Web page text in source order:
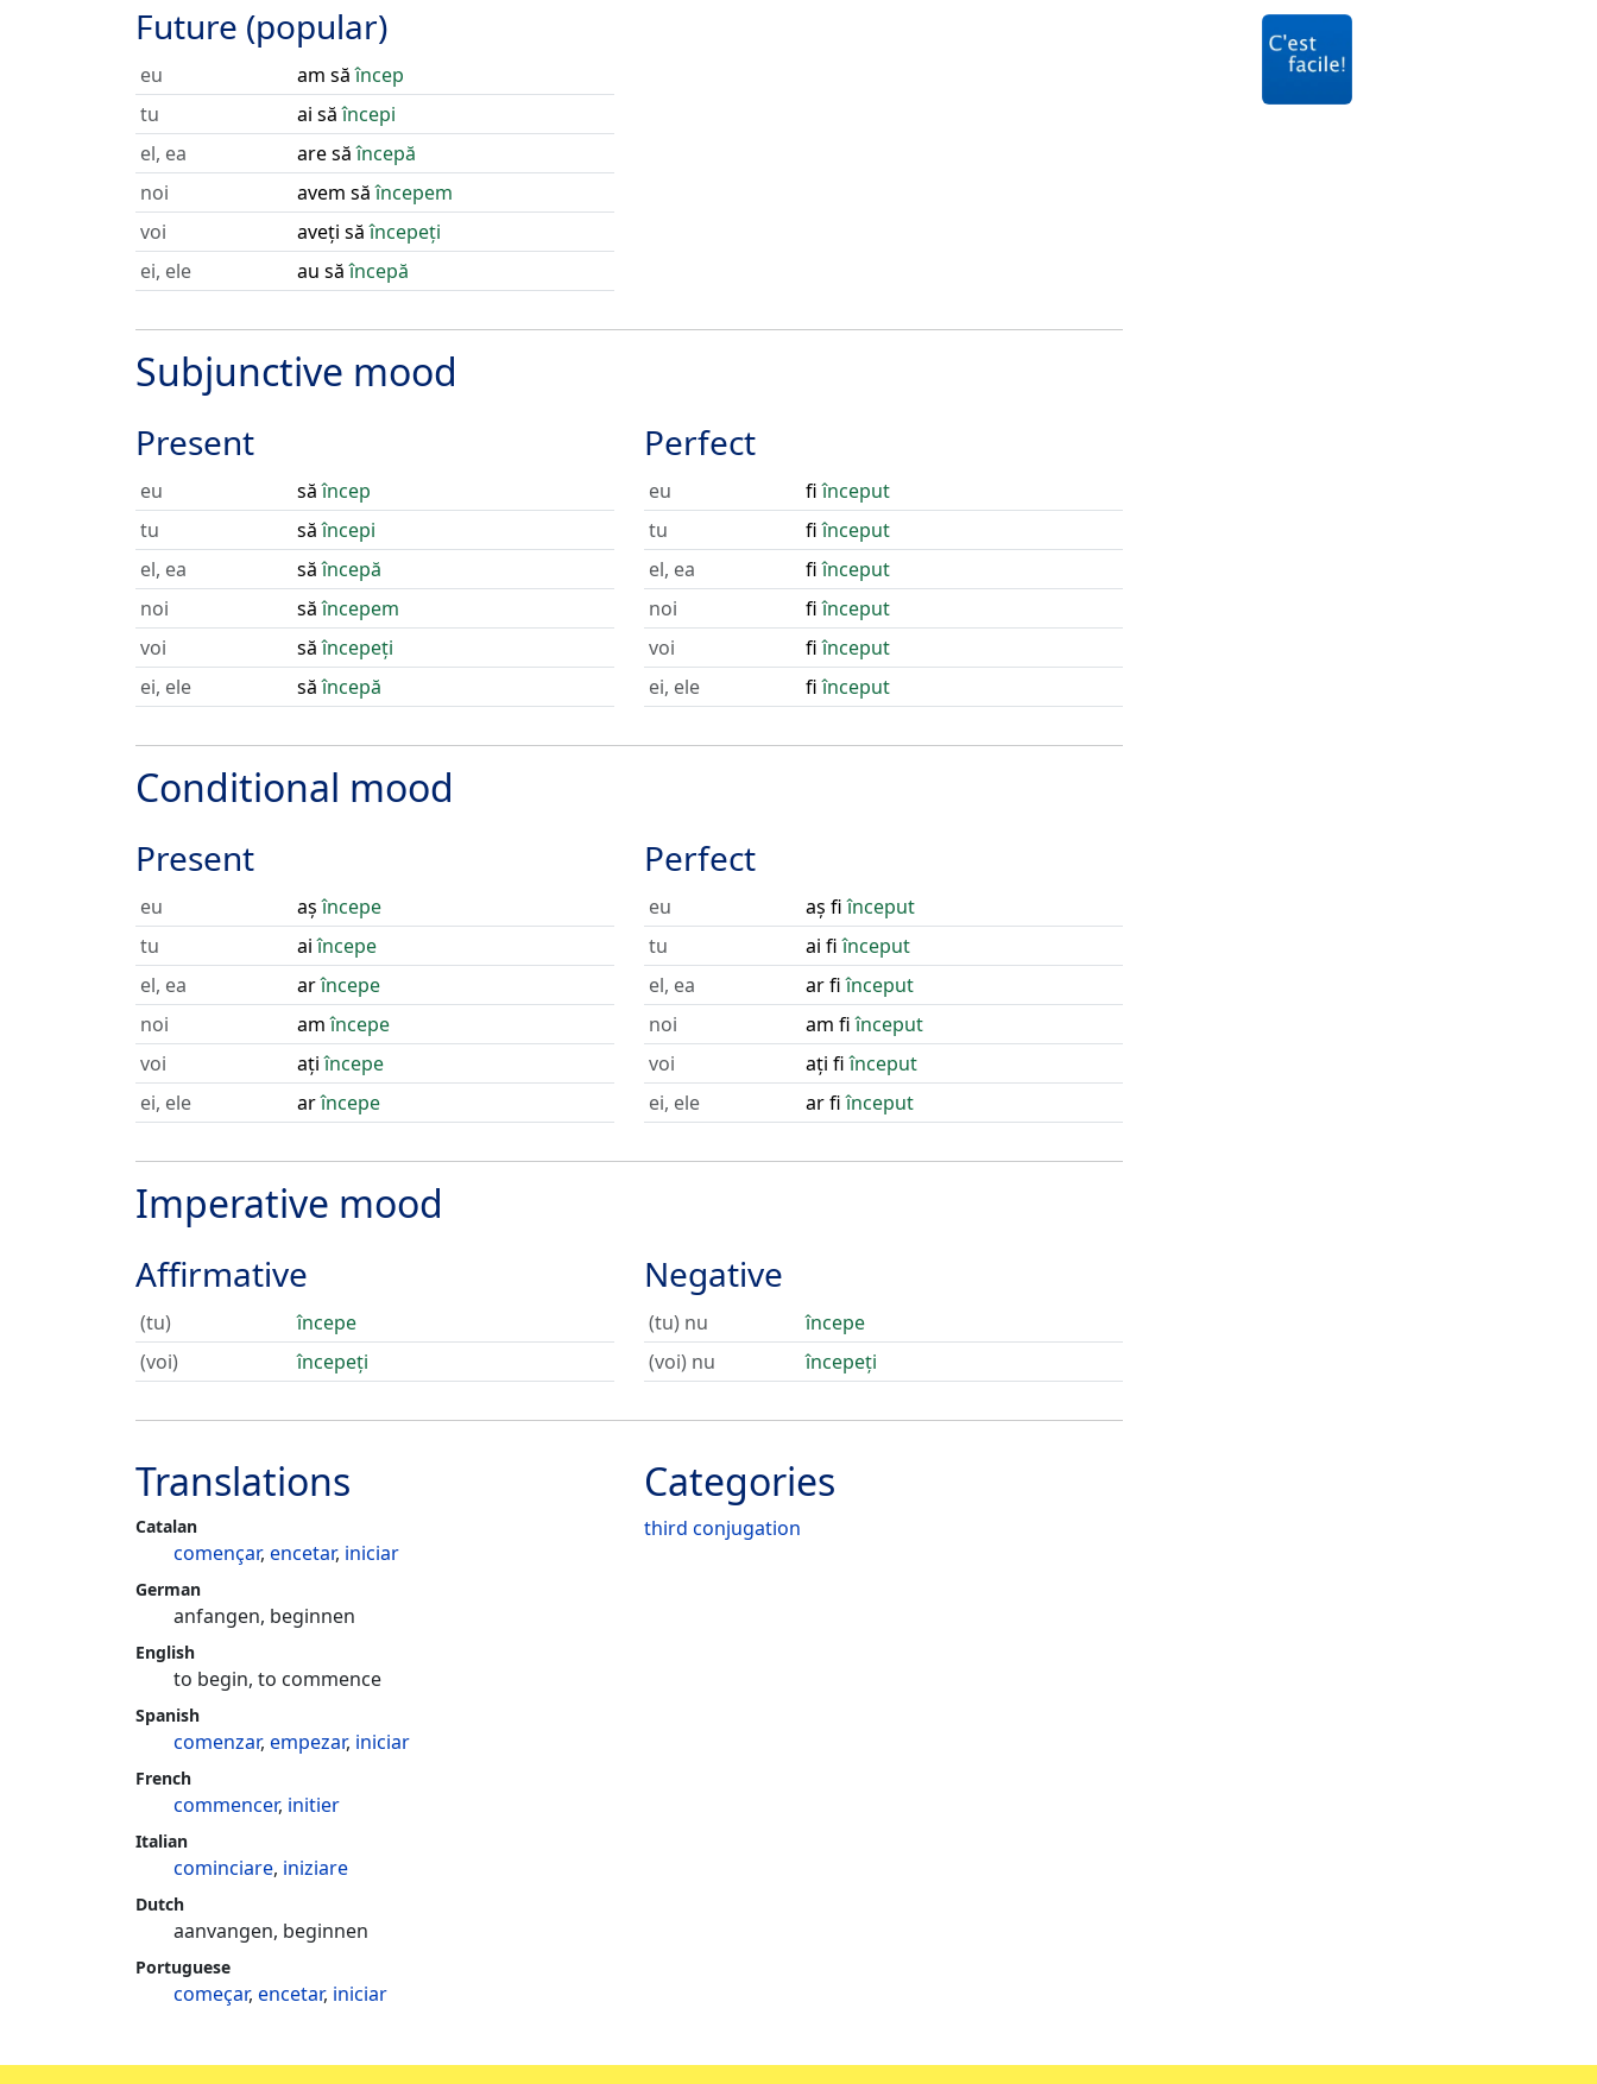
Future (popular)
eu am săîncep
tu
ai săîncepi
el, ea
are săîncepă
noi
avem săîncepem
voi
aveți săîncepeți
ei, ele
au săîncepă
Subjunctive mood
Present
eu săîncep
tu
săîncepi
el, ea
săîncepă
noi
săîncepem
voi
săîncepeți
ei, ele
săîncepă
Perfect
eu fiînceput
tu
fiînceput
el, ea
fiînceput
noi
fiînceput
voi
fiînceput
ei, ele
fiînceput
Conditional mood
Present
eu așîncepe
tu
aiîncepe
el, ea
arîncepe
noi
amîncepe
voi
ațiîncepe
ei, ele
arîncepe
Perfect
eu aș fiînceput
tu
ai fiînceput
el, ea
ar fiînceput
noi
am fiînceput
voi
ați fiînceput
ei, ele
ar fiînceput
Imperative mood
Affirmative
(tu)
începe
(voi)
începeți
Negative
(tu) nu
începe
(voi) nu
începeți
Categories
third conjugation
Translations
Catalan
començar, encetar, iniciar
German
anfangen, beginnen
English
to begin, to commence
Spanish
comenzar, empezar, iniciar
French
commencer, initier
Italian
cominciare, iniziare
Dutch
aanvangen, beginnen
Portuguese
começar, encetar, iniciar